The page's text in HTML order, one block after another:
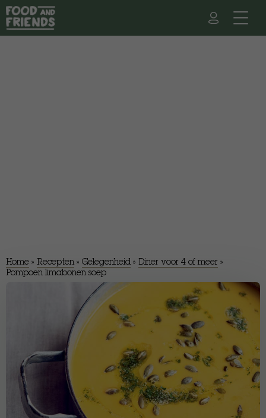
Home » Recepten » Gelegenheid » Diner voor 4 of meer »
Pompoen limabonen soep